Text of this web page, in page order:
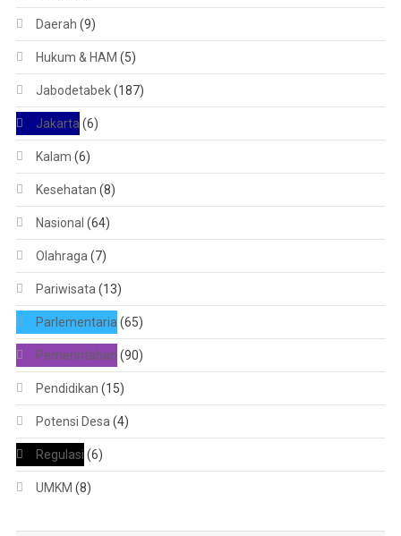
Daerah (9)
Hukum & HAM (5)
Jabodetabek(187)
Jakarta (6)
Kalam (6)
Kesehatan (8)
Nasional (64)
Olahraga(7)
Pariwisata(13)
Parlementaria(65)
Pemerintahan (90)
Pendidikan (15)
Potensi Desa(4)
Regulasi (6)
UMKM (8)